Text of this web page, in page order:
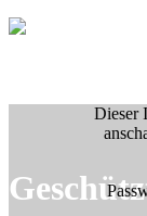
Dieser